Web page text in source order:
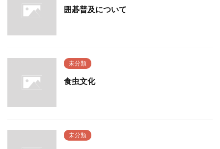
囲碁普及について
未分類
食虫文化
未分類